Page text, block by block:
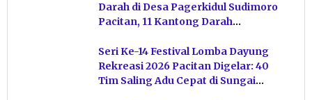
Darah di Desa Pagerkidul Sudimoro
Pacitan, 11 Kantong Darah
Seri Ke-14 Festival Lomba Dayung
Rekreasi 2026 Pacitan Digelar: 40
Tim Saling Adu Cepat di Sungai